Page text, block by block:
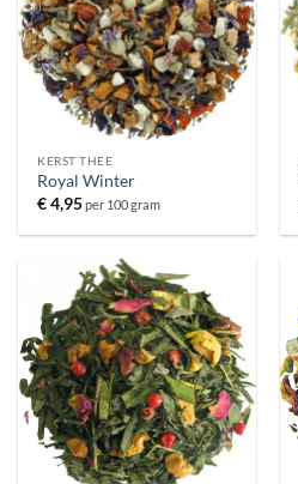
KERST THEE
Royal Winter
€4,95per 100 gram